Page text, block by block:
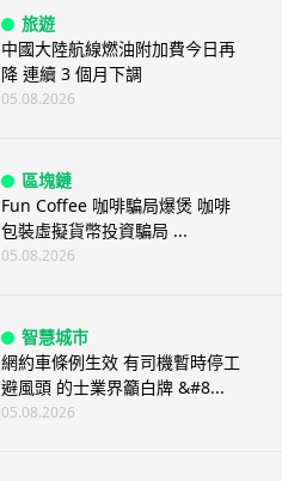
旅遊
中國大陸航線燃油附加費今日再
降 連續 3 個月下調
05.08.2026
區塊鏈
Fun Coffee 咖啡騙局爆煲 咖啡
包裝虛擬貨幣投資騙局 ...
05.08.2026
智慧城市
網約車條例生效 有司機暫時停工
避風頭 的士業界籲白牌 &#8...
05.08.2026